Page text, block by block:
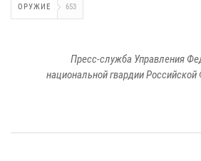
ОРУЖИЕ 653
Пресс-служба Управления
национальной гвардии